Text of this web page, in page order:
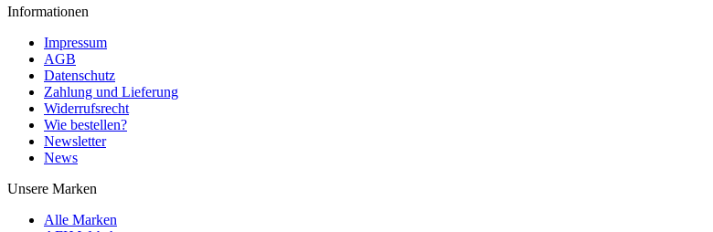
Informationen
Impressum
AGB
Datenschutz
Zahlung und Lieferung
Widerrufsrecht
Wie bestellen?
Newsletter
News
Unsere Marken
Alle Marken